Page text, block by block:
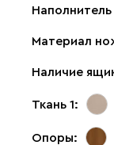
Материал
Наличие
Ткань 1:
Опоры: